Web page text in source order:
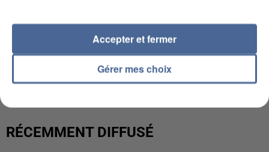
L’UN DES FONDATEURS SUPPOSÉS DE LA DZ
MAFIA INTERPELLÉ EN ALGÉRIE
RÉCEMMENT DIFFUSÉ
Gérer mes choix
Accepter et fermer